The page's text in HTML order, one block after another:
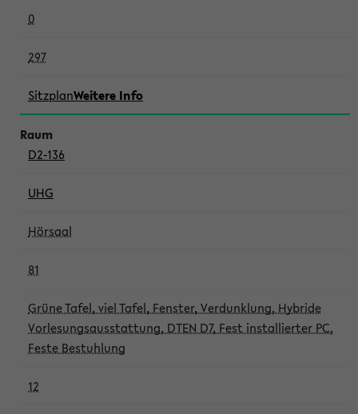
0
297
SitzplanWeitere Info
D2-136
UHG
Hörsaal
81
Grüne Tafel, viel Tafel, Fenster, Verdunklung, Hybride
Vorlesungsausstattung, DTEN D7, Fest installierter PC,
Feste Bestuhlung
12